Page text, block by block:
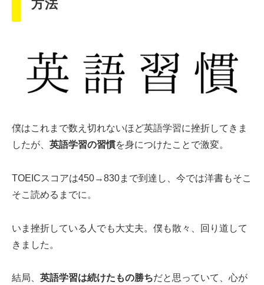
方法
僕はこれまで数え切れないほど英語学習に挫折してきま
したが、 英語学習の習慣を身につけたことで激変。
TOEICスコアは450→830まで到達し、今では洋書もそこ
そこ読めるまでに。
いま挫折している人でも大丈夫。僕も散々、回り道して
きました。
結局、 英語学習は続けたもの勝ちだと思っていて、心が